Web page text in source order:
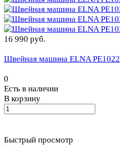
16 990 руб.
Швейная машина ELNA PE1022
0
Есть в наличии
В корзину
Быстрый просмотр